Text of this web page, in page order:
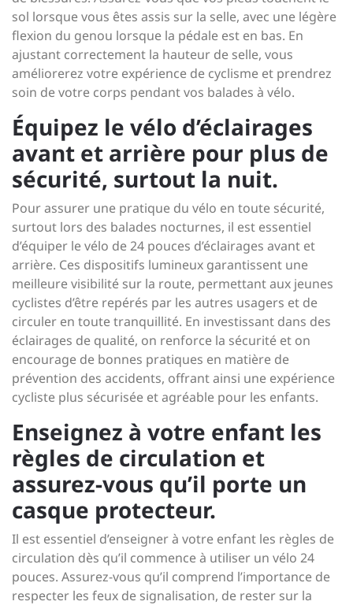
sol lorsque vous êtes assis sur la selle, avec une légère
flexion du genou lorsque la pédale est en bas. En
ajustant correctement la hauteur de selle, vous
améliorerez votre expérience de cyclisme et prendrez
soin de votre corps pendant vos balades à vélo.
Équipez le vélo d’éclairages
avant et arrière pour plus de
sécurité, surtout la nuit.
Pour assurer une pratique du vélo en toute sécurité,
surtout lors des balades nocturnes, il est essentiel
d’équiper le vélo de 24 pouces d’éclairages avant et
arrière. Ces dispositifs lumineux garantissent une
meilleure visibilité sur la route, permettant aux jeunes
cyclistes d’être repérés par les autres usagers et de
circuler en toute tranquillité. En investissant dans des
éclairages de qualité, on renforce la sécurité et on
encourage de bonnes pratiques en matière de
prévention des accidents, offrant ainsi une expérience
cycliste plus sécurisée et agréable pour les enfants.
Enseignez à votre enfant les
règles de circulation et
assurez-vous qu’il porte un
casque protecteur.
Il est essentiel d’enseigner à votre enfant les règles de
circulation dès qu’il commence à utiliser un vélo 24
pouces. Assurez-vous qu’il comprend l’importance de
respecter les feux de signalisation, de rester sur la